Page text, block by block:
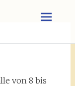
von 8 bis